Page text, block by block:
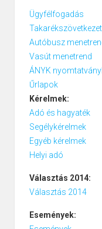
Ügyfélfogadás
Takarékszövetkezet
Autóbusz
Vasút menetrend
ÁNYK
Űrlapok
Kérelmek:
Adó és hagyaték
Segélykérelmek
Egyéb kérelmek
Helyi adó
Választás 2014:
Választás 2014
Események: